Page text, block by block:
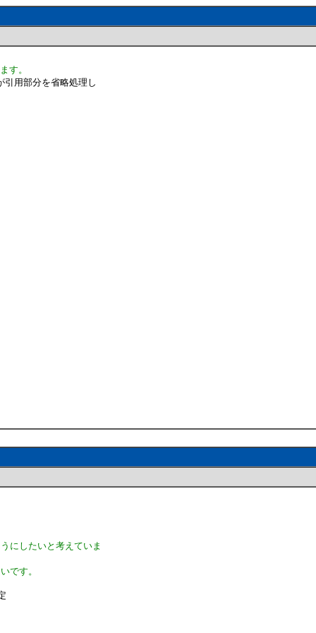
す。
用部分を省略処理し
にしたいと考えていま
です。